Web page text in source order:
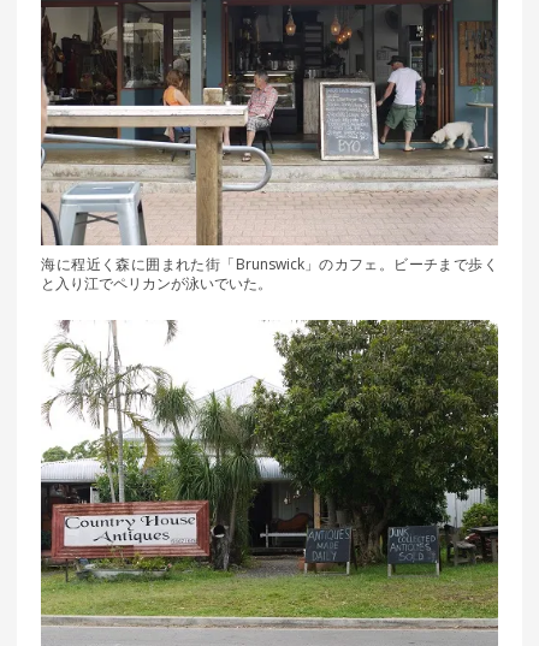
海に程近く森に囲まれた街「Brunswick」のカフェ。ビーチまで歩く
と入り江でペリカンが泳いでいた。